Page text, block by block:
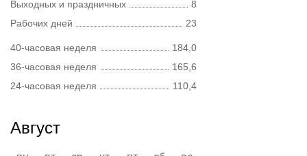
Выходных и праздничных
8
Рабочих дней
23
40-часовая неделя
184,0
36-часовая неделя
165,6
24-часовая неделя
110,4
Август